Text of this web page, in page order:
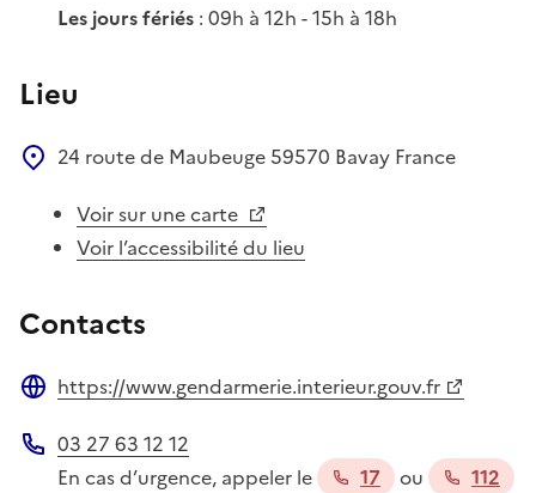
Les jours fériés : 09h à 12h - 15h à 18h
Lieu
24 route de Maubeuge 59570 Bavay France
Voir sur une carte
Voir l’accessibilité du lieu
Contacts
https://www.gendarmerie.interieur.gouv.fr
Téléphone
03 27 63 12 12
En cas d’urgence, appeler le
17 ou
112